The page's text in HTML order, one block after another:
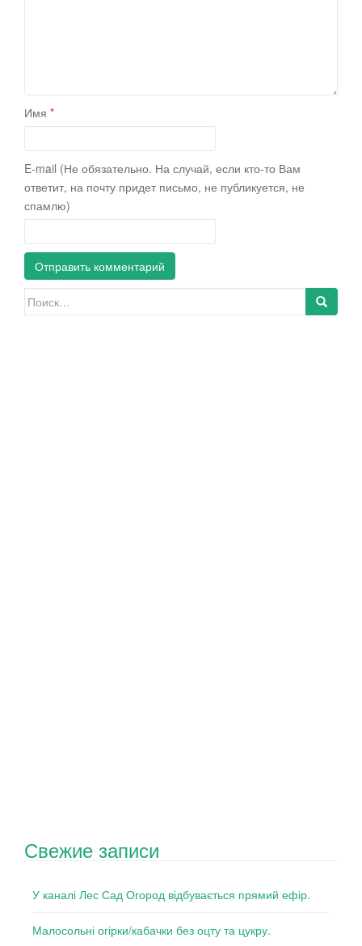
Имя *
E-mail (Не обязательно. На случай, если кто-то Вам
ответит, на почту придет письмо, не публикуется, не
спамлю)
Искать:
Свежие записи
У каналі Лес Сад Огород відбувається прямий ефір.
Малосольні огірки/кабачки без оцту та цукру.